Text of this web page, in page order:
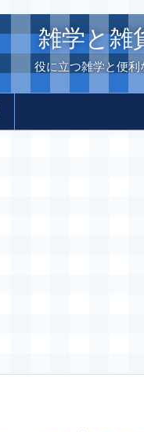
雑学と雑
役に立つ雑学と便